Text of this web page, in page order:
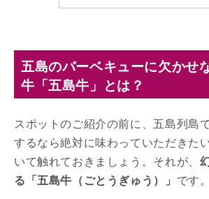
五島のバーベキューに欠かせ
牛「五島牛」とは？
スポットのご紹介の前に、五島列島
するなら絶対に味わっていただきた
いて触れておきましょう。それが、
る「五島牛（ごとうぎゅう）」 です。